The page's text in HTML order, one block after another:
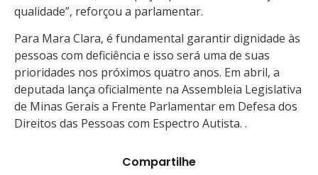
qualidade”, reforçou a parlamentar.
Para Mara Clara, é fundamental garantir dignidade às
pessoas com deficiência e isso será uma de suas
prioridades nos próximos quatro anos. Em abril, a
deputada lança oficialmente na Assembleia Legislativa
de Minas Gerais a Frente Parlamentar em Defesa dos
Direitos das Pessoas com Espectro Autista. .
Compartilhe